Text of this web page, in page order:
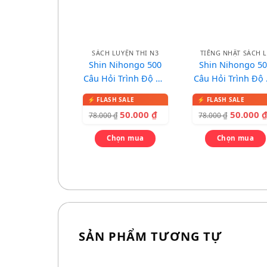
SÁCH LUYỆN THI N3
Shin Nihongo 500
Câu Hỏi Trình Độ N3
Luyện Thi Năng Lực
Nhật Ngữ
78.000₫ 50.000₫
Chọn mua
TIẾNG NHẬT SÁCH
Shin Nihongo
Câu Hỏi Trình Độ
và N5 Luyện Thi
Năng Lực Nhật
78.000₫ 50.000 ₫
Chọn mua
SẢN PHẨM TƯƠNG TỰ